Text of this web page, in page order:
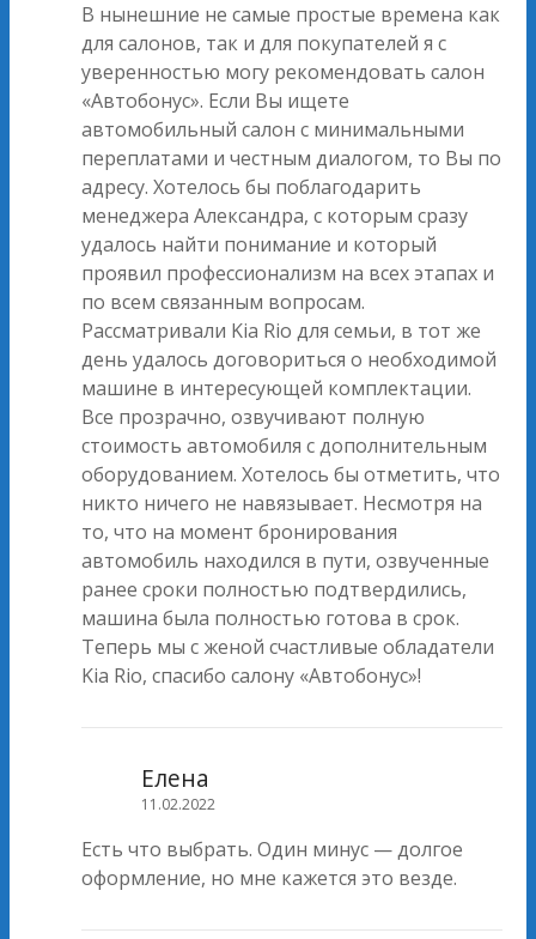
В нынешние не самые простые времена как
для салонов, так и для покупателей я с
уверенностью могу рекомендовать салон
«Автобонус». Если Вы ищете
автомобильный салон с минимальными
переплатами и честным диалогом, то Вы по
адресу. Хотелось бы поблагодарить
менеджера Александра, с которым сразу
удалось найти понимание и который
проявил профессионализм на всех этапах и
по всем связанным вопросам.
Рассматривали Kia Rio для семьи, в тот же
день удалось договориться о необходимой
машине в интересующей комплектации.
Все прозрачно, озвучивают полную
стоимость автомобиля с дополнительным
оборудованием. Хотелось бы отметить, что
никто ничего не навязывает. Несмотря на
то, что на момент бронирования
автомобиль находился в пути, озвученные
ранее сроки полностью подтвердились,
машина была полностью готова в срок.
Теперь мы с женой счастливые обладатели
Kia Rio, спасибо салону «Автобонус»!
Елена
11.02.2022
Есть что выбрать. Один минус — долгое
оформление, но мне кажется это везде.